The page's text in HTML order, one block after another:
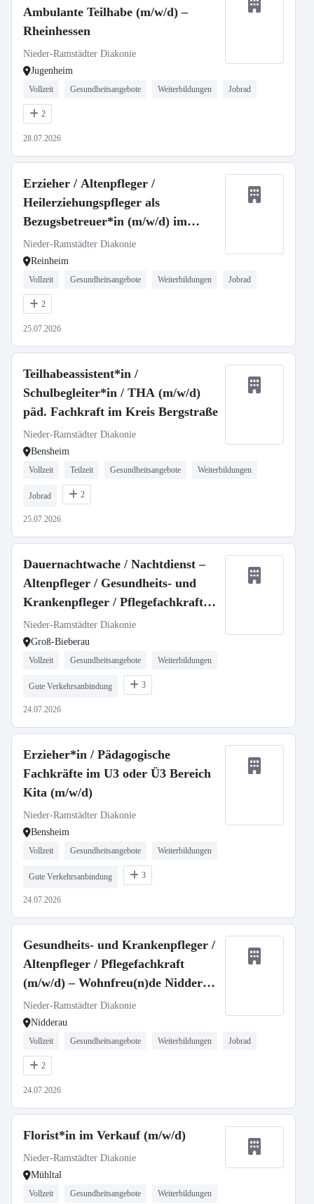
Ambulante Teilhabe (m/w/d) –
Rheinhessen
Nieder-Ramstädter Diakonie
Jugenheim
Vollzeit Gesundheitsangebote Weiterbildungen Jobrad
2
28.07.2026
Erzieher / Altenpfleger /
Heilerziehungspfleger als
Bezugsbetreuer*in (m/w/d) im
Tagdienst (Früh- und Spätdienste)
Nieder-Ramstädter Diakonie
Reinheim
Vollzeit Gesundheitsangebote Weiterbildungen Jobrad
2
25.07.2026
Teilhabeassistent*in /
Schulbegleiter*in / THA (m/w/d)
päd. Fachkraft im Kreis Bergstraße
Nieder-Ramstädter Diakonie
Bensheim
Vollzeit Teilzeit Gesundheitsangebote Weiterbildungen
Jobrad 2
25.07.2026
Dauernachtwache / Nachtdienst –
Altenpfleger / Gesundheits- und
Krankenpfleger / Pflegefachkraft
(w/m/d)
Nieder-Ramstädter Diakonie
Groß-Bieberau
Vollzeit Gesundheitsangebote Weiterbildungen
Gute Verkehrsanbindung 3
24.07.2026
Erzieher*in / Pädagogische
Fachkräfte im U3 oder Ü3 Bereich
Kita (m/w/d)
Nieder-Ramstädter Diakonie
Bensheim
Vollzeit Gesundheitsangebote Weiterbildungen
Gute Verkehrsanbindung 3
24.07.2026
Gesundheits- und Krankenpfleger /
Altenpfleger / Pflegefachkraft
(m/w/d) – Wohnfreu(n)de Nidderau
– Ambulant Betreutes Wohnen
Nieder-Ramstädter Diakonie
Nidderau
Vollzeit Gesundheitsangebote Weiterbildungen Jobrad
2
24.07.2026
Florist*in im Verkauf (m/w/d)
Nieder-Ramstädter Diakonie
Mühltal
Vollzeit Gesundheitsangebote Weiterbildungen